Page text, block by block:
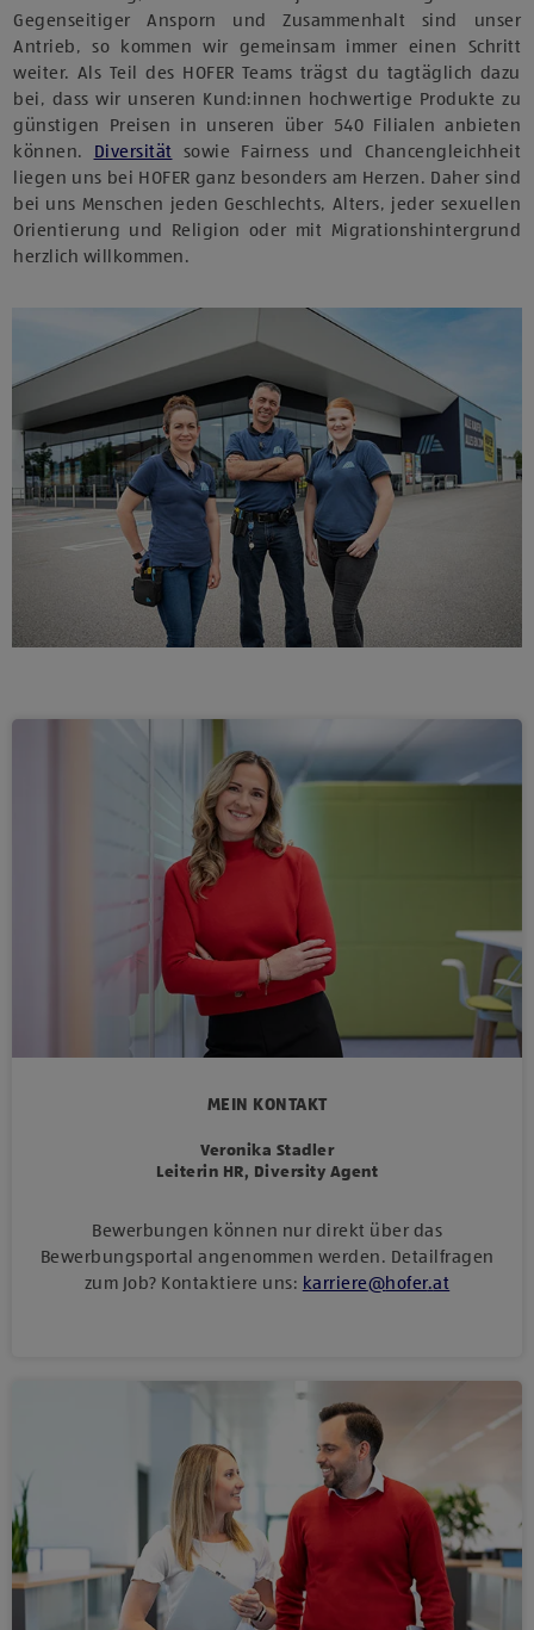
Gegenseitiger Ansporn und Zusammenhalt sind unser
Antrieb, so kommen wir gemeinsam immer einen Schritt
weiter. Als Teil des HOFER Teams trägst du tagtäglich dazu
bei, dass wir unseren Kund:innen hochwertige Produkte zu
günstigen Preisen in unseren über 540 Filialen anbieten
können. Diversität sowie Fairness und Chancengleichheit
liegen uns bei HOFER ganz besonders am Herzen. Daher sind
bei uns Menschen jeden Geschlechts, Alters, jeder sexuellen
Orientierung und Religion oder mit Migrationshintergrund
herzlich willkommen.
MEIN KONTAKT
Veronika Stadler
Leiterin HR, Diversity Agent
Bewerbungen können nur direkt über das
Bewerbungsportal angenommen werden. Detailfragen
zum Job? Kontaktiere uns: karriere@hofer.at